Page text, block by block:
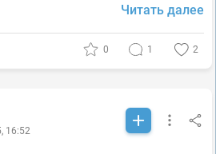
Читать далее
0 1 2
16:52